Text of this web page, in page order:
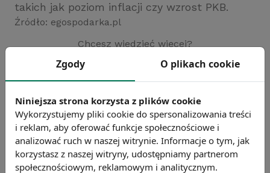
takich jak poziom inflacji czy wzrost PKB.
Źródło: egospodarka.pl
Chcesz wiedzieć więcej?
Zobacz więcej wiadomości
Zgody O plikach cookie
Niniejsza strona korzysta z plików cookie
Wykorzystujemy pliki cookie do spersonalizowania treści
i reklam, aby oferować funkcje społecznościowe i
analizować ruch w naszej witrynie. Informacje o tym, jak
korzystasz z naszej witryny, udostępniamy partnerom
społecznościowym, reklamowym i analitycznym.